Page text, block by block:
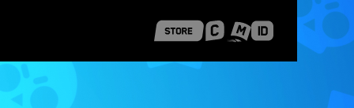
Career Stories